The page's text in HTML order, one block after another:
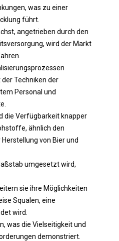
was zu einer
führt.
angetrieben durch den
wird der Markt
Techniken der
Personal und
die Verfügbarkeit knapper
ähnlich den
von Bier und
umgesetzt wird,
sie ihre Möglichkeiten
Squalen, eine
wird.
, was die Vielseitigkeit und
demonstriert.